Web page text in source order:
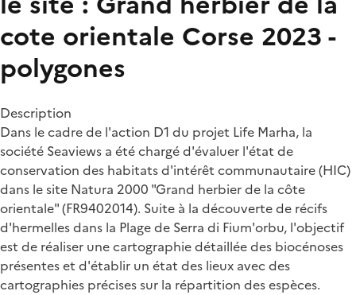
cote orientale Corse 2023 -
polygones
Description
Dans le cadre de l'action D1 du projet Life Marha, la
société Seaviews a été chargé d'évaluer l'état de
conservation des habitats d'intérêt communautaire (HIC)
dans le site Natura 2000 "Grand herbier de la côte
orientale" (FR9402014). Suite à la découverte de récifs
d'hermelles dans la Plage de Serra di Fium'orbu, l'objectif
est de réaliser une cartographie détaillée des biocénoses
présentes et d'établir un état des lieux avec des
cartographies précises sur la répartition des espèces.